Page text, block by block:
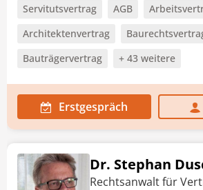
Servitutsvertrag AGB
Architektenvertrag
Bauträgervertrag
+ 43 weitere
Erstgespräch
Dr. Stephan
Rechtsanwalt für